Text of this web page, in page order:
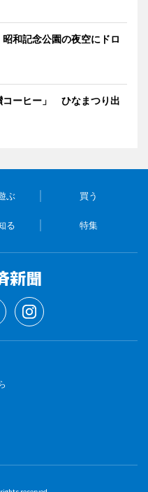
和記念公園の夜空にドロ
コーヒー」 ひなまつり出
ぶ 買う
る 特集